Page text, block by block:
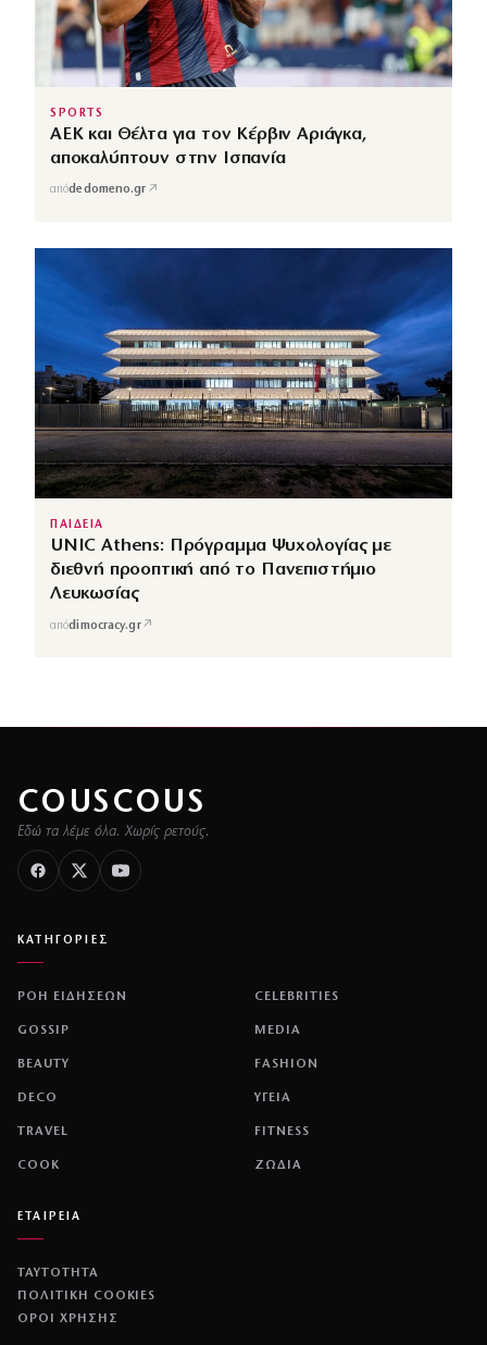
SPORTS
ΑΕΚ και Θέλτα για τον Κέρβιν Αριάγκα,
αποκαλύπτουν στην Ισπανία
απόdedomeno.gr ↗
ΠΑΙΔΕΙΑ
UNIC Athens: Πρόγραμμα Ψυχολογίας με
διεθνή προοπτική από το Πανεπιστήμιο
Λευκωσίας
απόdimocracy.gr↗
COUSCOUS
Εδώ τα λέμε όλα. Χωρίς ρετούς.
ΚΑΤΗΓΟΡΙΕΣ
ΡΟΗ ΕΙΔΗΣΕΩΝ CELEBRITIES
GOSSIP MEDIA
BEAUTY FASHION
DECO ΥΓΕΙΑ
TRAVEL FITNESS
COOK ΖΩΔΙΑ
ΕΤΑΙΡΕΙΑ
ΤΑΥΤΟΤΗΤΑ
ΠΟΛΙΤΙΚΉ COOKIES
ΌΡΟΙ ΧΡΉΣΗΣ